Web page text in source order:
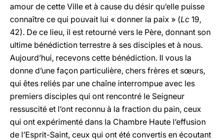
amour de cette Ville et à cause du désir qu’elle puisse
connaître ce qui pouvait lui « donner la paix » (Lc 19,
42). De ce lieu, il est retourné vers le Père, donnant son
ultime bénédiction terrestre à ses disciples et à nous.
Aujourd’hui, recevons cette bénédiction. Il vous la
donne d’une façon particulière, chers frères et sœurs,
qui êtes reliés par une chaîne interrompue avec les
premiers disciples qui ont rencontré le Seigneur
ressuscité et l’ont reconnu à la fraction du pain, ceux
qui ont expérimenté dans la Chambre Haute l’effusion
de l’Esprit-Saint, ceux qui ont été convertis en écoutant